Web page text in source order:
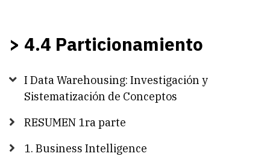
> 4.4 Particionamiento
I Data Warehousing: Investigación y
Sistematización de Conceptos
RESUMEN 1ra parte
1. Business Intelligence